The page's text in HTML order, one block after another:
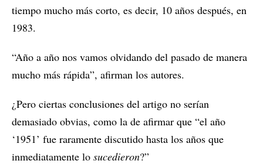
tiempo mucho más corto, es decir, 10 años después, en
1983.
“Año a año nos vamos olvidando del pasado de manera
mucho más rápida”, afirman los autores.
¿Pero ciertas conclusiones del artigo no serían
demasiado obvias, como la de afirmar que “el año
‘1951’ fue raramente discutido hasta los años que
inmediatamente lo sucedieron?”